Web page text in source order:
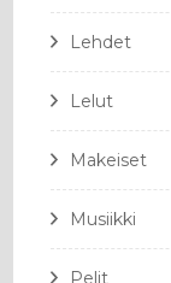
Lehdet
Lelut
Makeiset
Musiikki